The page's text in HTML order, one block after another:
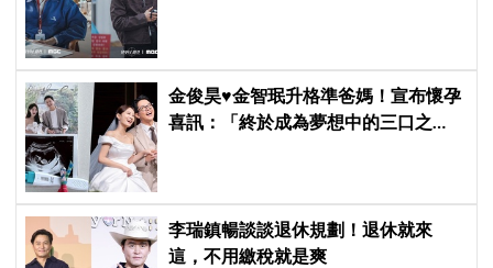
金俊昊♥金智珉升格準爸媽！宣布懷孕
喜訊：「終於成為夢想中的三口之
李瑞鎮暢談談退休規劃！退休就來
這，不用繳稅就是爽